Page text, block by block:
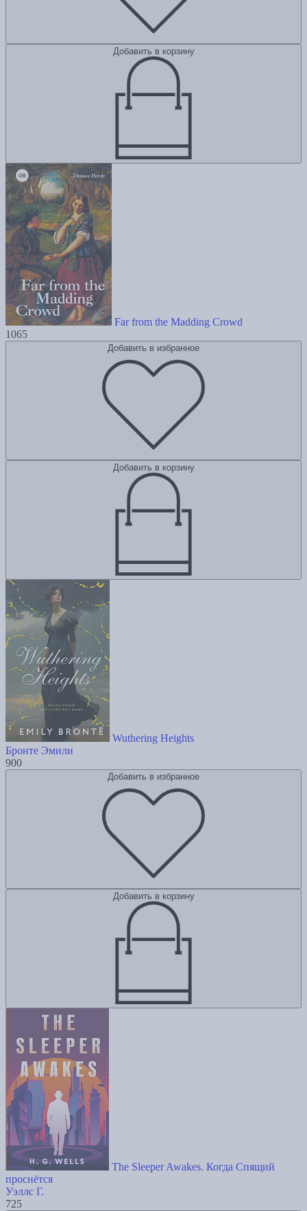
Добавить в корзину
Far from the Madding Crowd
1065
Добавить в избранное
Добавить в корзину
Wuthering Heights
Бронте Эмили
900
Добавить в избранное
Добавить в корзину
The Sleeper Awakes. Когда Спящий
проснётся
Уэллс Г.
725